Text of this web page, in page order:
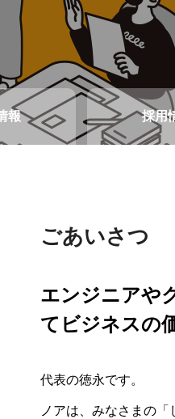
報 採用
ごあいさつ
エンジニアや
てビジネスの
代表の徳永です。
ノアは、みなさまの
企業情報
エンジニアフ
推進する健康
『世の中の「したい」
として掲げ、ITエンジ
採用情報
挑戦と成長が
あなたの技術
ITエンジニアやクリ